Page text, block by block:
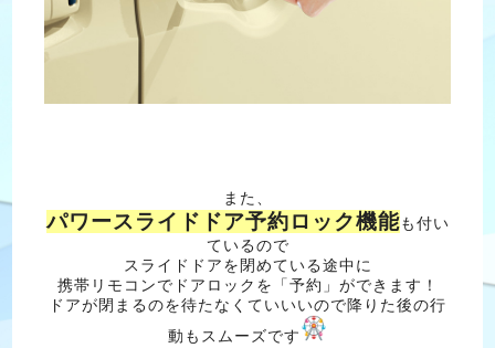
また、
パワースライドドア予約ロック機能も付い
ているので
スライドドアを閉めている途中に
携帯リモコンでドアロックを「予約」ができます！
ドアが閉まるのを待たなくていいいので降りた後の行
動もスムーズです